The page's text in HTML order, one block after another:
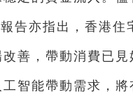
報告亦指出，香港住
改善，帶動消費已
工智能帶動需求，